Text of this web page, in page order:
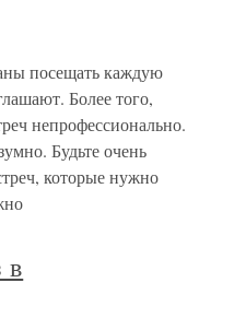
посещать каждую
Более того,
непрофессионально.
Будьте очень
которые нужно
в